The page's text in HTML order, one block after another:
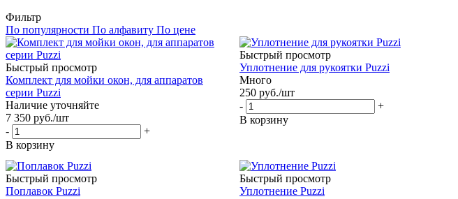
Фильтр
По популярности По алфавиту По цене
Быстрый просмотр
Комплект для мойки окон, для аппаратов
серии Puzzi
Наличие уточняйте
7 350 руб./шт
-
+
В корзину
Быстрый просмотр
Уплотнение для рукоятки Puzzi
Много
250 руб./шт
-
+
В корзину
Быстрый просмотр
Поплавок Puzzi
Быстрый просмотр
Уплотнение Puzzi